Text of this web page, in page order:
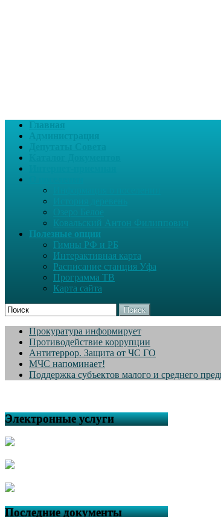
Главная
Администрация
Ковальский Антон Филиппович
Полезные опции
Гимны РФ и РБ
Интерактивная карта
Расписание станция Уфа
Программа ТВ
Карта сайта
Поиск
Прокуратура информирует
Противодействие коррупции
Антитеррор. Защита от ЧС ГО
МЧС напоминает!
Поддержка субъектов малого и среднего
Электронные услуги
Последние документы